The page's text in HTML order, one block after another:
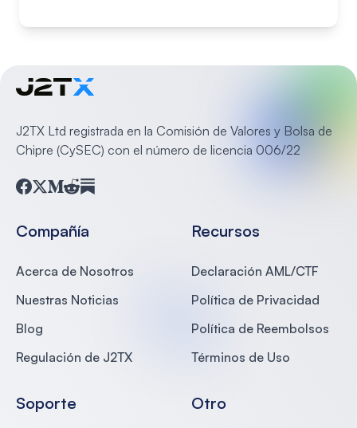
J2TX Ltd registrada en la Comisión de Valores y Bolsa de
Chipre (CySEC) con el número de licencia 006/22
Compañía
Acerca de Nosotros
Nuestras Noticias
Blog
Regulación de J2TX
Soporte
Recursos
Declaración AML/CTF
Política de Privacidad
Política de Reembolsos
Términos de Uso
Otro